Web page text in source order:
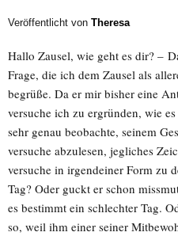
Veröffentlicht von Theresa
Hallo Zausel, wie geht es dir? –
Frage, die ich dem Zausel als
begrüße. Da er mir bisher eine
versuche ich zu ergründen, wie
sehr genau beobachte, seinem
versuche abzulesen, jegliches
versuche in irgendeiner Form zu
Tag? Oder guckt er schon
es bestimmt ein schlechter Tag.
so, weil ihm einer seiner